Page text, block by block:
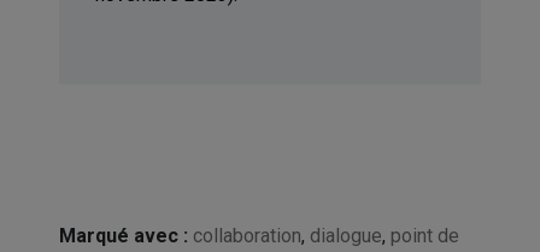
Marqué avec : collaboration, dialogue, point de